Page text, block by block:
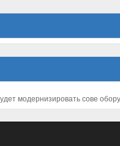
из-за курения